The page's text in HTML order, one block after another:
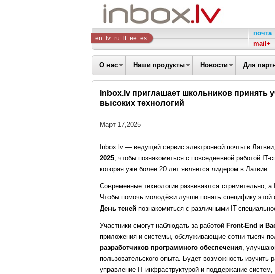
Inbox
Company
en lv ru lt ee es
почта
mail+
О нас Наши продукты Новости Для
Inbox.lv приглашает школьников принять
высоких технологий
Март 17,2025
Inbox.lv — ведущий сервис электронной почты в
2025, чтобы познакомиться с повседневной работой
которая уже более 20 лет является лидером в Латвии.
Современные технологии развиваются стремительно,
Чтобы помочь молодёжи лучше понять специфику этой
День теней познакомиться с различными IT-
Участники смогут наблюдать за работой Front-End и
приложения и системы, обслуживающие сотни тысяч
разработчиков программного обеспечения,
пользовательского опыта. Будет возможность изучить
управление IT-инфраструктурой и поддержание систем,